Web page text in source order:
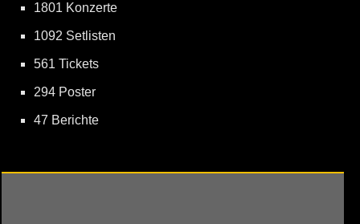
1801 Konzerte
1092 Setlisten
561 Tickets
294 Poster
47 Berichte